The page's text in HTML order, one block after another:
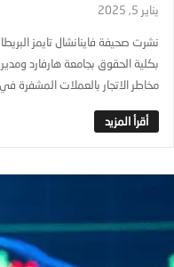
يناير 5, 2025
نشرت صحيفة فاينانشال تايمز
بكلية الحقوق بجامعة هارفارد
مخاطر الاتجار بالعملات المشفرة